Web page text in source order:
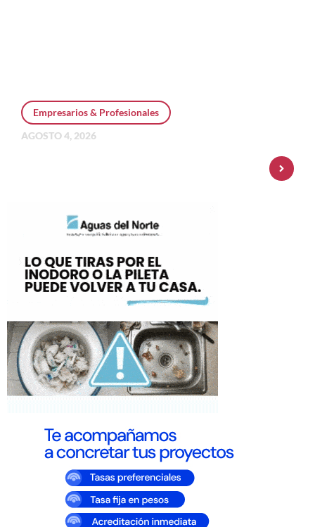
Empresarios & Profesionales
AGOSTO 4, 2026